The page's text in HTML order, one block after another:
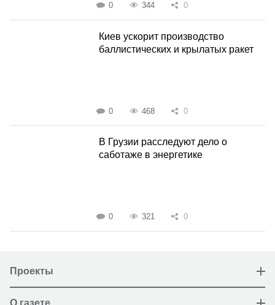
0 344 0
Киев ускорит производство
баллистических и крылатых ракет
0 468 0
В Грузии расследуют дело о
саботаже в энергетике
0 321 0
Проекты
О газете